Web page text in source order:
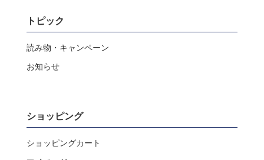
トピック
読み物・キャンペーン
お知らせ
ショッピング
ショッピングカート